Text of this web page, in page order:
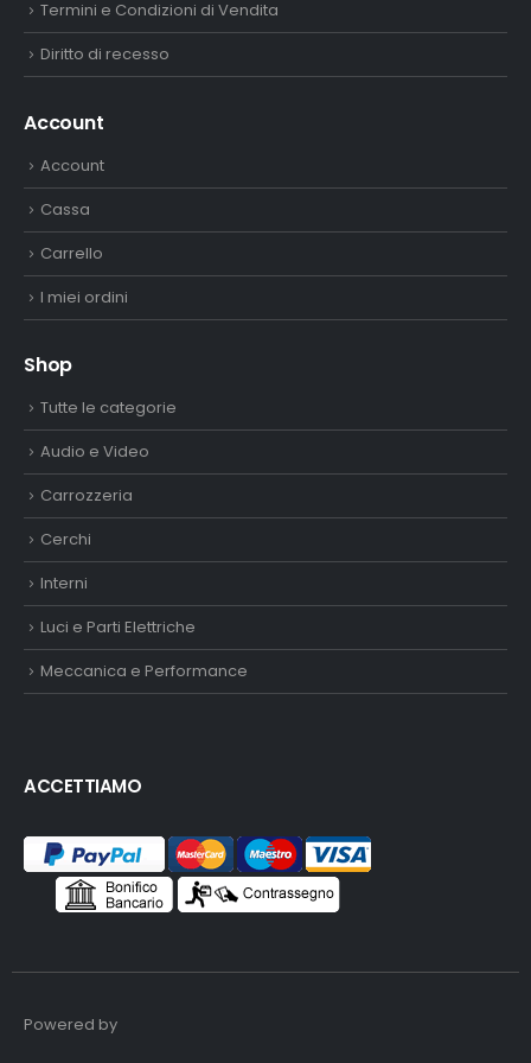
Termini e Condizioni di Vendita
Diritto di recesso
Account
Account
Cassa
Carrello
I miei ordini
Shop
Tutte le categorie
Audio e Video
Carrozzeria
Cerchi
Interni
Luci e Parti Elettriche
Meccanica e Performance
ACCETTIAMO
Powered by